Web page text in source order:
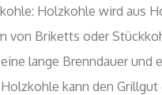
Holzkohle wird aus
von Briketts oder
lange Brenndauer und
kann den Grillgut